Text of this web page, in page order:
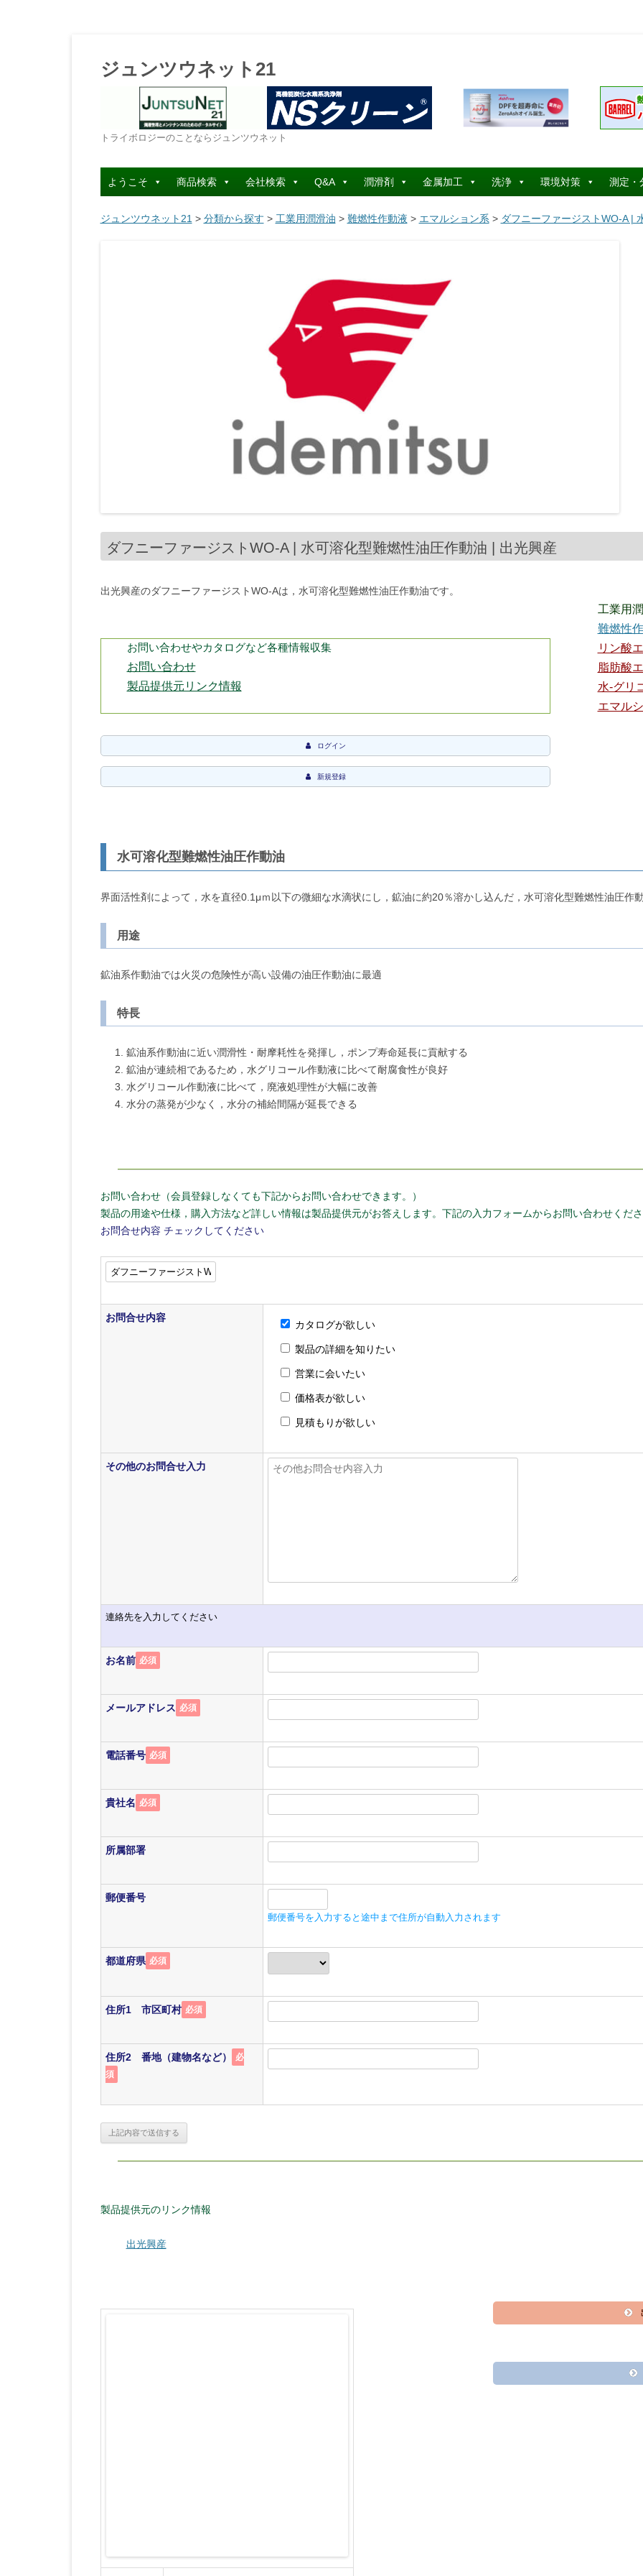
ジュンツウネット21
トライボロジーのことならジュンツウネット
コ
ン
テ
ン
へ
ようこそ 商品検索 会社検索 Q&A 潤滑剤 金属加工 洗浄 環境対策 測定・
ジュンツウネット21 > 分類から探す > 工業用潤滑油 > 難燃性作動液 > エマルション系 > ダフニーファージストWO-A |
ダフニーファージストWO-A | 水可溶化型難燃性油圧作動油 | 出光興産
出光興産のダフニーファージストWO-Aは，水可溶化型難燃性油圧作動油です。
お問い合わせやカタログなど各種情報収集
お問い合わせ
製品提供元リンク情報
ログイン
新規登録
工業用
難燃性
リン酸
脂肪酸
水-グリ
エマル
水可溶化型難燃性油圧作動油
界面活性剤によって，水を直径0.1μｍ以下の微細な水滴状にし，鉱油に約20％溶かし込んだ，水可溶化型難燃性油圧作
用途
鉱油系作動油では火災の危険性が高い設備の油圧作動油に最適
特長
鉱油系作動油に近い潤滑性・耐摩耗性を発揮し，ポンプ寿命延長に貢献する
鉱油が連続相であるため，水グリコール作動液に比べて耐腐食性が良好
水グリコール作動液に比べて，廃液処理性が大幅に改善
水分の蒸発が少なく，水分の補給間隔が延長できる
お問い合わせ（会員登録しなくても下記からお問い合わせできます。）
製品の用途や仕様，購入方法など詳しい情報は製品提供元がお答えします。下記の入力フォームからお問い合わせくだ
お問合せ内容 チェックしてください
お問合せ内容
カタログが欲しい
製品の詳細を知りたい
営業に会いたい
価格表が欲しい
見積もりが欲しい
その他のお問合せ入力
連絡先を入力してください
お名前 必須
メールアドレス 必須
電話番号 必須
貴社名 必須
所属部署
郵便番号
郵便番号を入力すると途中まで住所が自動入力されます
都道府県 必須
住所1 市区町村 必須
住所2 番地（建物名など）
必
須
製品提供元のリンク情報
出光興産